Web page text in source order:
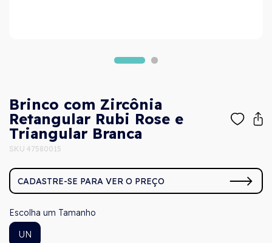
Brinco com Zircônia
Retangular Rubi Rose e
Triangular Branca
SKU 47580015
CADASTRE-SE PARA VER O PREÇO
Tamanho
UN